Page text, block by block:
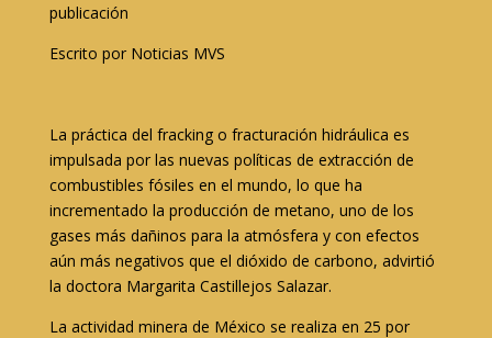
publicación
Escrito por Noticias MVS
La práctica del fracking o fracturación hidráulica es
impulsada por las nuevas políticas de extracción de
combustibles fósiles en el mundo, lo que ha
incrementado la producción de metano, uno de los
gases más dañinos para la atmósfera y con efectos
aún más negativos que el dióxido de carbono, advirtió
la doctora Margarita Castillejos Salazar.
La actividad minera de México se realiza en 25 por